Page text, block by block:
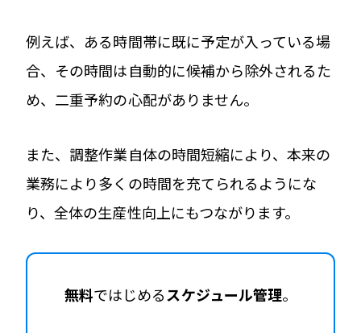
例えば、ある時間帯に既に予定が入っている場
合、その時間は自動的に候補から除外されるた
め、二重予約の心配がありません。
また、調整作業自体の時間短縮により、本来の
業務により多くの時間を充てられるようにな
り、全体の生産性向上にもつながります。
無料ではじめるスケジュール管理。